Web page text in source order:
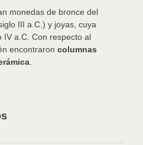
monedas de bronce del
III a.C.) y joyas, cuya
IV a.C. Con respecto al
encontraron columnas